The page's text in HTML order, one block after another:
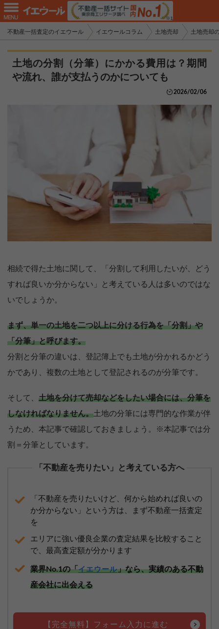
不動産一括査定のイエウール イエウールコラム 土地売却 土地売却
土地の分割（分筆）にかかる費用は？期間
や流れ、誰が支払うのかについても
2026/02/06
相続で得た土地に関して、「分割して利用したいが、どう
すれば良いか分からない」と考えている人は多いのではな
いでしょうか。
まず、単一の土地を二つ以上に分ける行為を「分割」や
「分筆」と呼びます。
分割と分筆の違いは、登記簿上でも土地が分かれるかどう
かであり、複数の土地として登記されるのが分筆です。
そして、 土地を分けて売却などをしたい場合には、分筆を
しなければなりません。土地の分筆には専門的な作業が伴
うため、本記事で確認しておきましょう。※本記事では分
割＝分筆としています。
「不動産を売りたい」と考えている方へ
「不動産を売りたいけど、何から始めれば良いの
か分からない」という方は、まず不動産一括査定
を
エリアに強い優良企業の査定結果を比較すること
で、最高査定額が分かります
業界No.1の「イエウール」なら、実績のある不動
産会社に出会える
【完全無料】フォーム入力に進む